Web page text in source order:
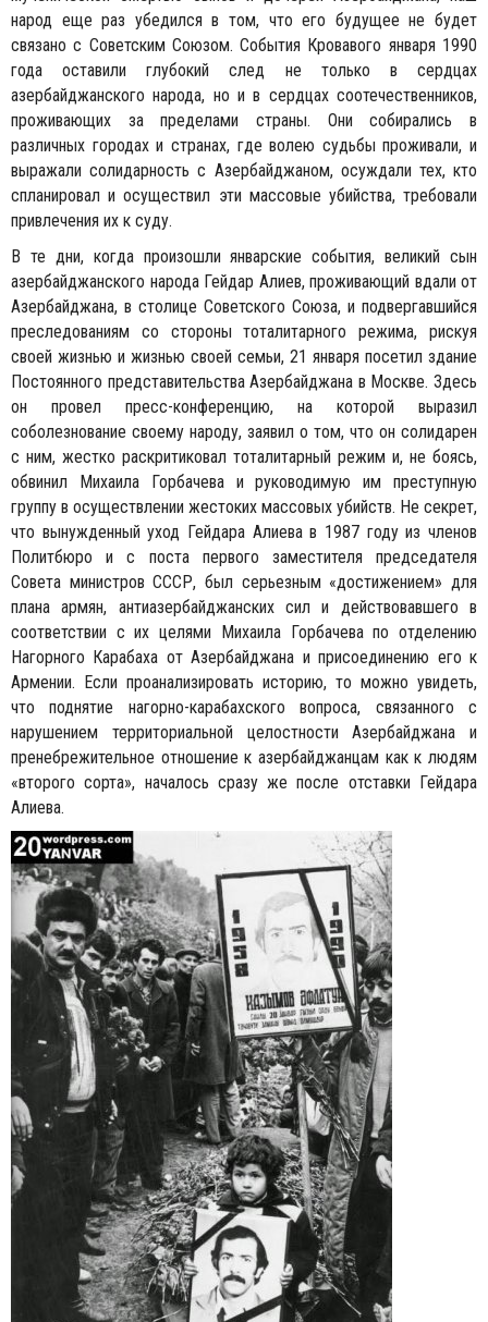
народ еще раз убедился в том, что его будущее не будет
связано с Советским Союзом.События Кровавого января 1990
года оставили глубокий след не только в сердцах
азербайджанского народа, но и в сердцах соотечественников,
проживающих за пределами страны. Они собирались в
различных городах и странах, где волею судьбы проживали, и
выражали солидарность с Азербайджаном, осуждали тех, кто
спланировал и осуществил эти массовые убийства, требовали
привлечения их к суду.
В те дни, когда произошли январские события, великий сын
азербайджанского народа Гейдар Алиев, проживающий вдали от
Азербайджана, в столице Советского Союза, и подвергавшийся
преследованиям со стороны тоталитарного режима, рискуя
своей жизнью и жизнью своей семьи, 21 января посетил здание
Постоянного представительства Азербайджана в Москве. Здесь
он провел пресс-конференцию, на которой выразил
соболезнование своему народу, заявил о том, что он солидарен
с ним, жестко раскритиковал тоталитарный режим и, не боясь,
обвинил Михаила Горбачева и руководимую им преступную
группу в осуществлении жестоких массовых убийств. Не секрет,
что вынужденный уход Гейдара Алиева в 1987 году из членов
Политбюро и с поста первого заместителя председателя
Совета министров СССР, был серьезным «достижением» для
плана армян, антиазербайджанских сил и действовавшего в
соответствии с их целями Михаила Горбачева по отделению
Нагорного Карабаха от Азербайджана и присоединению его к
Армении. Если проанализировать историю, то можно увидеть,
что поднятие нагорно-карабахского вопроса, связанного с
нарушением территориальной целостности Азербайджана и
пренебрежительное отношение к азербайджанцам как к людям
«второго сорта», началось сразу же после отставки Гейдара
Алиева.